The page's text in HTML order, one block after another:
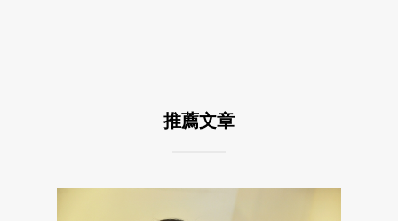
推薦文章